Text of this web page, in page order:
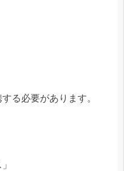
る必要があります。